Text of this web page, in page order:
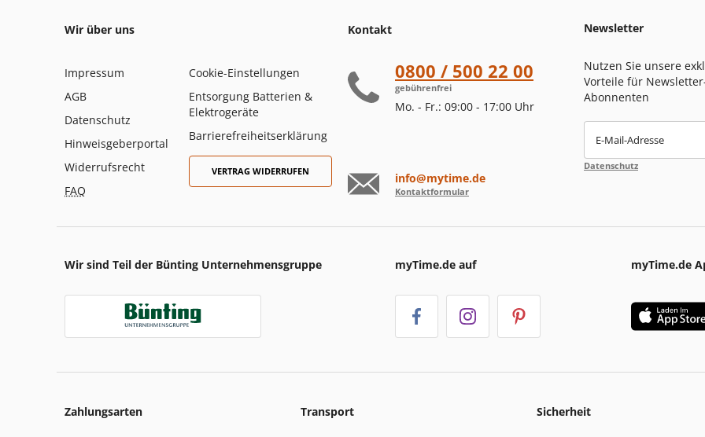
Wir über uns
Impressum
AGB
Datenschutz
Hinweisgeberportal
Widerrufsrecht
FAQ
Cookie-Einstellungen
Entsorgung Batterien &
Elektrogeräte
Barrierefreiheitserklärung
VERTRAG WIDERRUFEN
Kontakt
0800 / 500 22 00
gebührenfrei
Mo. - Fr.: 09:00 - 17:00 Uhr
info@mytime.de
Kontaktformular
Newsletter
Nutzen Sie unsere
Vorteile für
Abonnenten
E-Mail-Adresse
Datenschutz
Wir sind Teil der Bünting Unternehmensgruppe myTime.de auf myTime.de
Zahlungsarten Transport Sicherheit